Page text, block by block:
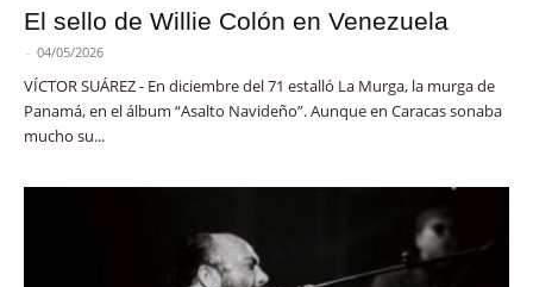
El sello de Willie Colón en Venezuela
- 04/05/2026
VÍCTOR SUÁREZ - En diciembre del 71 estalló La Murga, la murga de
Panamá, en el álbum “Asalto Navideño”. Aunque en Caracas sonaba
mucho su...